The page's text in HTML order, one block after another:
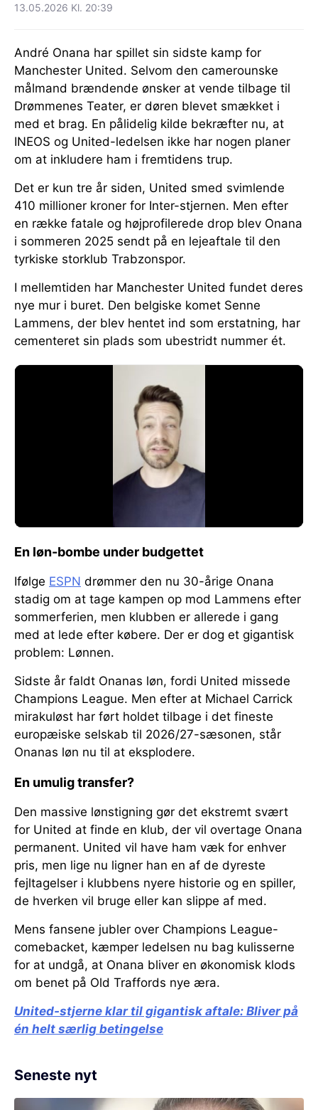
13.05.2026 Kl. 20:39
André Onana har spillet sin sidste kamp for
Manchester United. Selvom den camerounske
målmand brændende ønsker at vende tilbage til
Drømmenes Teater, er døren blevet smækket i
med et brag. En pålidelig kilde bekræfter nu, at
INEOS og United-ledelsen ikke har nogen planer
om at inkludere ham i fremtidens trup.
Det er kun tre år siden, United smed svimlende
410 millioner kroner for Inter-stjernen. Men efter
en række fatale og højprofilerede drop blev Onana
i sommeren 2025 sendt på en lejeaftale til den
tyrkiske storklub Trabzonspor.
I mellemtiden har Manchester United fundet deres
nye mur i buret. Den belgiske komet Senne
Lammens, der blev hentet ind som erstatning, har
cementeret sin plads som ubestridt nummer ét.
En løn-bombe under budgettet
Ifølge ESPN drømmer den nu 30-årige Onana
stadig om at tage kampen op mod Lammens efter
sommerferien, men klubben er allerede i gang
med at lede efter købere. Der er dog et gigantisk
problem: Lønnen.
Sidste år faldt Onanas løn, fordi United missede
Champions League. Men efter at Michael Carrick
mirakuløst har ført holdet tilbage i det fineste
europæiske selskab til 2026/27-sæsonen, står
Onanas løn nu til at eksplodere.
En umulig transfer?
Den massive lønstigning gør det ekstremt svært
for United at finde en klub, der vil overtage Onana
permanent. United vil have ham væk for enhver
pris, men lige nu ligner han en af de dyreste
fejltagelser i klubbens nyere historie og en spiller,
de hverken vil bruge eller kan slippe af med.
Mens fansene jubler over Champions League-
comebacket, kæmper ledelsen nu bag kulisserne
for at undgå, at Onana bliver en økonomisk klods
om benet på Old Traffords nye æra.
United-stjerne klar til gigantisk aftale: Bliver på
én helt særlig betingelse
Seneste nyt